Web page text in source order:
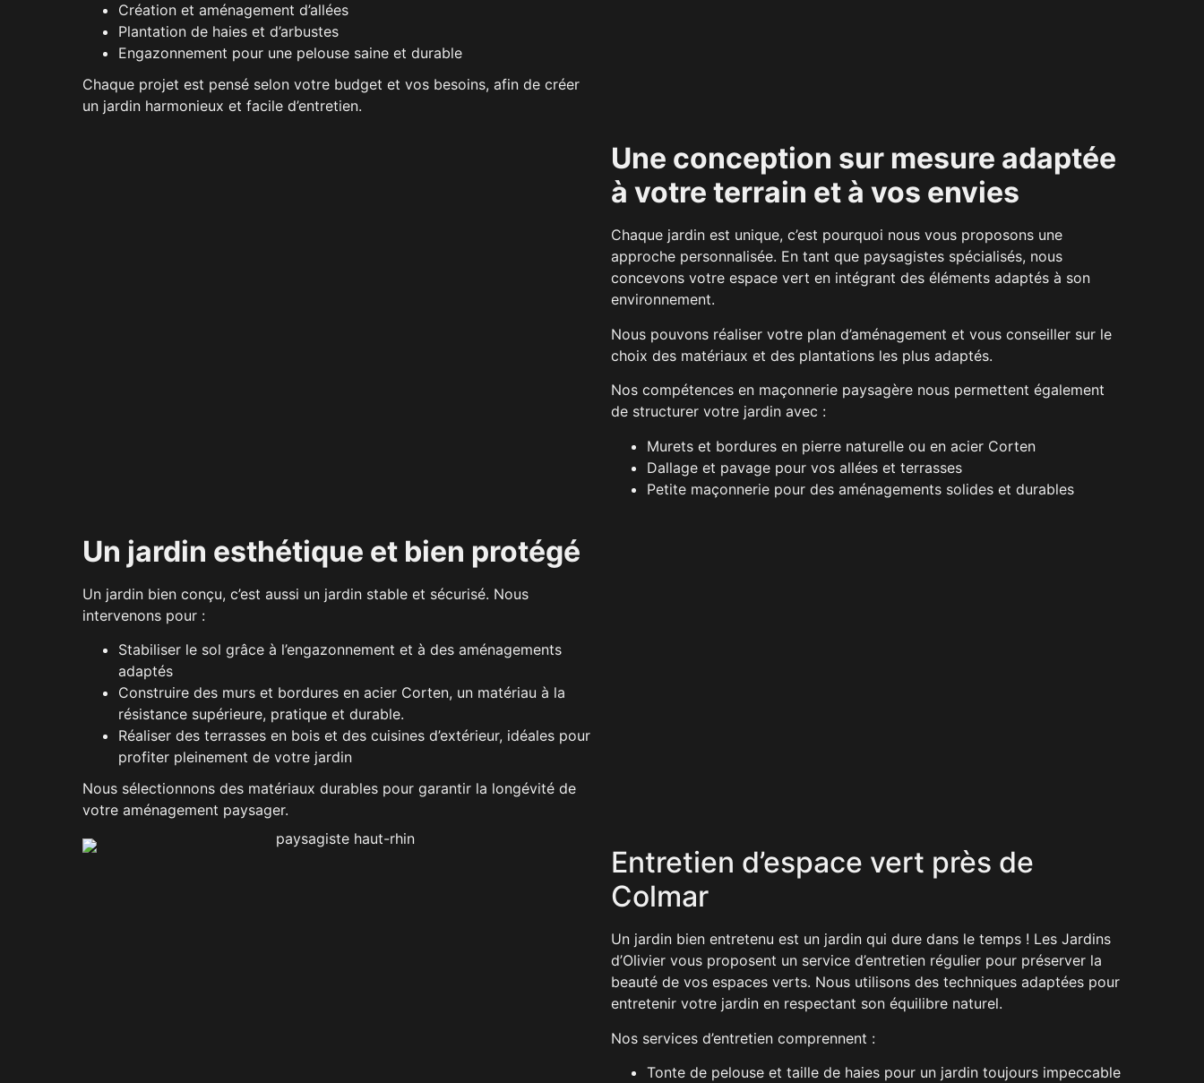
Création et aménagement d’allées
Plantation de haies et d’arbustes
Engazonnement pour une pelouse saine et durable
Chaque projet est pensé selon votre budget et vos besoins, afin de créer
un jardin harmonieux et facile d’entretien.
Une conception sur mesure adaptée
à votre terrain et à vos envies
Chaque jardin est unique, c’est pourquoi nous vous proposons une
approche personnalisée. En tant que paysagistes spécialisés, nous
concevons votre espace vert en intégrant des éléments adaptés à son
environnement.
Nous pouvons réaliser votre plan d’aménagement et vous conseiller sur le
choix des matériaux et des plantations les plus adaptés.
Nos compétences en maçonnerie paysagère nous permettent également
de structurer votre jardin avec :
Murets et bordures en pierre naturelle ou en acier Corten
Dallage et pavage pour vos allées et terrasses
Petite maçonnerie pour des aménagements solides et durables
Un jardin esthétique et bien protégé
Un jardin bien conçu, c’est aussi un jardin stable et sécurisé. Nous
intervenons pour :
Stabiliser le sol grâce à l’engazonnement et à des aménagements
adaptés
Construire des murs et bordures en acier Corten, un matériau à la
résistance supérieure, pratique et durable.
Réaliser des terrasses en bois et des cuisines d’extérieur, idéales pour
profiter pleinement de votre jardin
Nous sélectionnons des matériaux durables pour garantir la longévité de
votre aménagement paysager.
Entretien d’espace vert près de
Colmar
Un jardin bien entretenu est un jardin qui dure dans le temps ! Les Jardins
d’Olivier vous proposent un service d’entretien régulier pour préserver la
beauté de vos espaces verts. Nous utilisons des techniques adaptées pour
entretenir votre jardin en respectant son équilibre naturel.
Nos services d’entretien comprennent :
Tonte de pelouse et taille de haies pour un jardin toujours impeccable